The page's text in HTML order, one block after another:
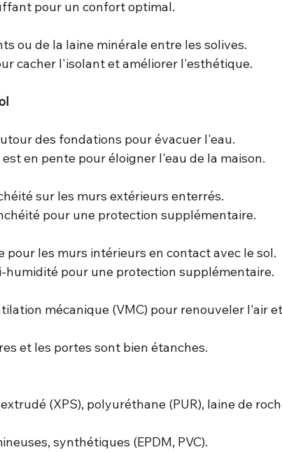
pour un confort optimal.
ou de la laine minérale entre les solives.
cacher l'isolant et améliorer l'esthétique.
des fondations pour évacuer l'eau.
en pente pour éloigner l'eau de la maison.
sur les murs extérieurs enterrés.
pour une protection supplémentaire.
les murs intérieurs en contact avec le sol.
pour une protection supplémentaire.
mécanique (VMC) pour renouveler l'air et
et les portes sont bien étanches.
(XPS), polyuréthane (PUR), laine de
synthétiques (EPDM, PVC).